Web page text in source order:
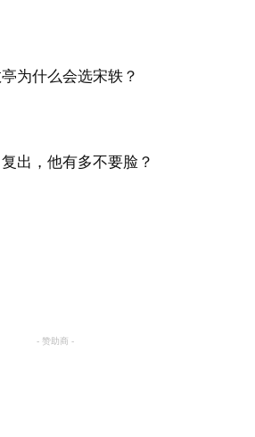
为什么会选宋轶？
出，他有多不要脸？
- 赞助商 -